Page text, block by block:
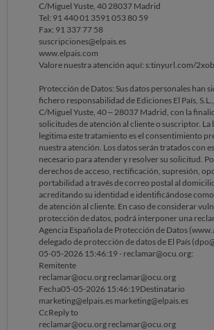
C/Miguel Yuste, 40 28037 Madrid
Tel: 91 440 01 3591 053 80 59
Fax: 91 337 77 58
suscripciones@elpais.es
www.elpais.com
Valore nuestra atención aquí: s:tinyurl.com/
Protección de Datos: Sus datos personales han
fichero responsabilidad de Ediciones El País,
C/Miguel Yuste, 40 – 28037 Madrid, con la
solicitudes de atención al cliente o suscriptor. La
legitima este tratamiento es el consentimiento
nuestra atención. Los datos serán tratados con
necesario para atender y resolver su solicitud.
derechos de acceso, rectificación, supresión,
portabilidad a través de correo postal al
acreditando su identidad e identificándose
de atención al cliente. En caso de considerar
protección de datos, podrá interponer una
Agencia Española de Protección de Datos
delegado de protección de datos de El País
05-05-2026 15:46:19 - reclamar@ocu.org:
Remitente
reclamar@ocu.org reclamar@ocu.org
Fecha05-05-2026 15:46:19Destinatario
marketing@elpais.es marketing@elpais.es
CcReply to
reclamar@ocu.org reclamar@ocu.org